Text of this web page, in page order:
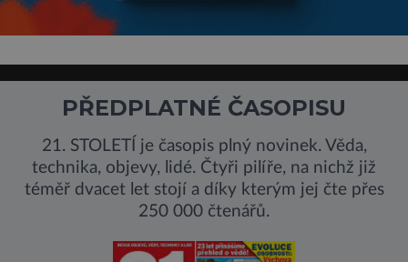
PŘEDPLATNÉ ČASOPISU
21. STOLETÍ je časopis plný novinek. Věda,
technika, objevy, lidé. Čtyři pilíře, na nichž již
téměř dvacet let stojí a díky kterým jej čte přes
250 000 čtenářů.